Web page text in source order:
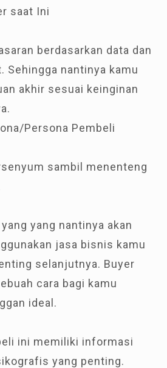
saat Ini
berdasarkan data dan
Sehingga nantinya kamu
akhir sesuai keinginan
Persona Pembeli
sambil menenteng
yang nantinya akan
jasa bisnis kamu
selanjutnya. Buyer
cara bagi kamu
ideal.
ini memiliki informasi
yang penting.